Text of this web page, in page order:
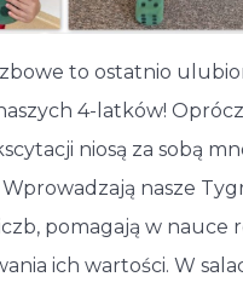
to ostatnio
4-latków!
niosą za sobą
Wprowadzają nasze
pomagają w nauce
ich wartości. W